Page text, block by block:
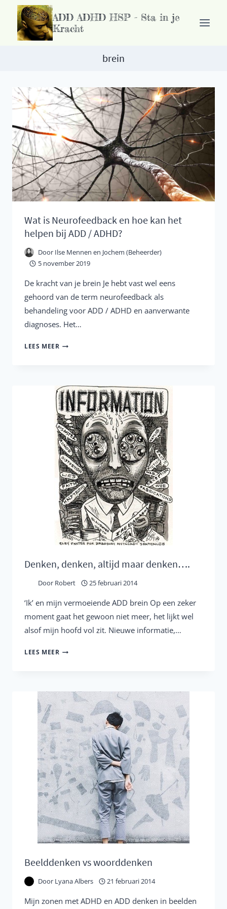
ADD ADHD HSP - Sta in je
Kracht
brein
Wat is Neurofeedback en hoe kan het
helpen bij ADD / ADHD?
Door Ilse Mennen en Jochem (Beheerder)
5 november 2019
De kracht van je brein Je hebt vast wel eens
gehoord van de term neurofeedback als
behandeling voor ADD / ADHD en aanverwante
diagnoses. Het…
LEES MEER WAT
EN
HOE
KAN
HET
HELPEN
BIJ
ADD
/
ADHD?
Denken, denken, altijd maar denken….
Door Robert 25 februari 2014
‘Ik’ en mijn vermoeiende ADD brein Op een zeker
moment gaat het gewoon niet meer, het lijkt wel
alsof mijn hoofd vol zit. Nieuwe informatie,…
LEES MEER DENKEN,
MAAR
DENKEN….
Beelddenken vs woorddenken
Door Lyana Albers 21 februari 2014
Mijn zonen met ADHD en ADD denken in beelden